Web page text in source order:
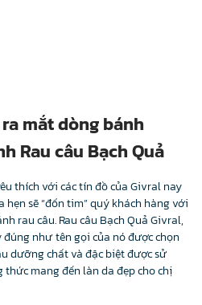
mắt dòng bánh
Rau câu Bạch Quả
thích với các tín đồ của Givral nay
sẽ “đốn tim” quý khách hàng với
rau câu. Rau câu Bạch Quả Givral,
như tên gọi của nó được chọn
dưỡng chất và đặc biệt được sử
mang đến làn da đẹp cho chị